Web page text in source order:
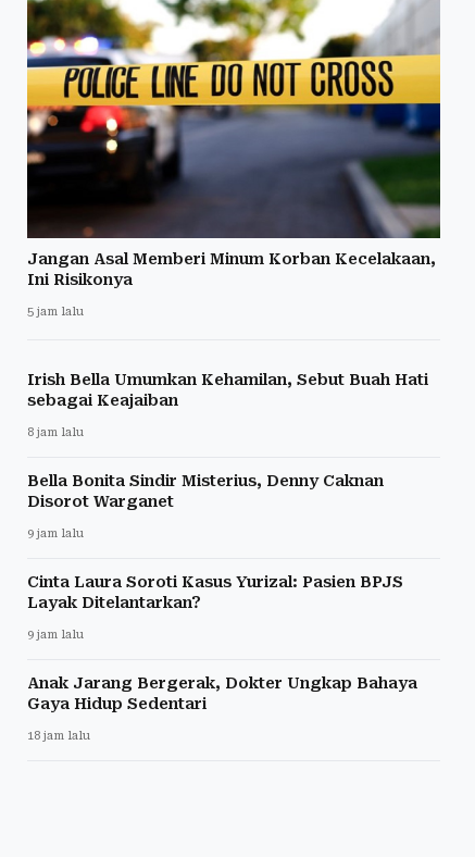
Jangan Asal Memberi Minum Korban Kecelakaan,
Ini Risikonya
5 jam lalu
Irish Bella Umumkan Kehamilan, Sebut Buah Hati
sebagai Keajaiban
8 jam lalu
Bella Bonita Sindir Misterius, Denny Caknan
Disorot Warganet
9 jam lalu
Cinta Laura Soroti Kasus Yurizal: Pasien BPJS
Layak Ditelantarkan?
9 jam lalu
Anak Jarang Bergerak, Dokter Ungkap Bahaya
Gaya Hidup Sedentari
18 jam lalu